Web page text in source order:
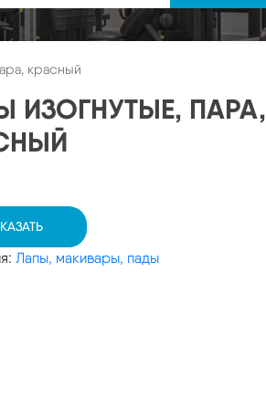
красный
ИЗОГНУТЫЕ, ПАРА,
Лапы, макивары, пады